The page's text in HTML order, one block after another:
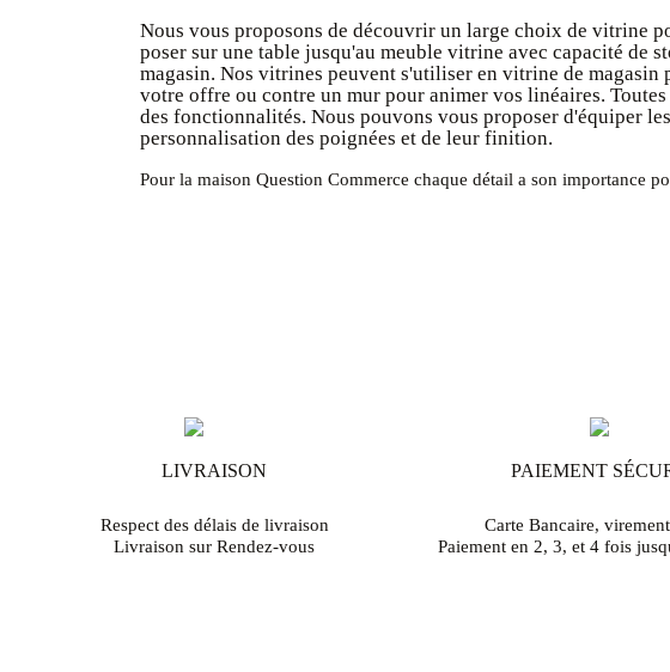
Nous vous proposons de découvrir un large choix de vitrine
poser sur une table jusqu'au meuble vitrine avec capacité de
magasin. Nos vitrines peuvent s'utiliser en vitrine de
votre offre ou contre un mur pour animer vos linéaires.
des fonctionnalités. Nous pouvons vous proposer d'équiper
personnalisation des poignées et de leur finition.
Pour la maison Question Commerce chaque détail a son importance
LIVRAISON
Respect des délais de livraison
Livraison sur Rendez-vous
PAIEMENT
Carte Bancaire,
Paiement en 2, 3, et 4 fois